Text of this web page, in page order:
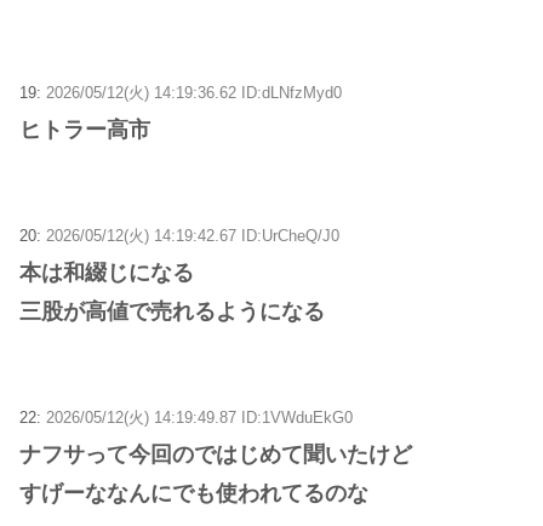
19: 2026/05/12(火) 14:19:36.62 ID:dLNfzMyd0
ヒトラー高市
20: 2026/05/12(火) 14:19:42.67 ID:UrCheQ/J0
本は和綴じになる
三股が高値で売れるようになる
22: 2026/05/12(火) 14:19:49.87 ID:1VWduEkG0
ナフサって今回のではじめて聞いたけど
すげーななんにでも使われてるのな